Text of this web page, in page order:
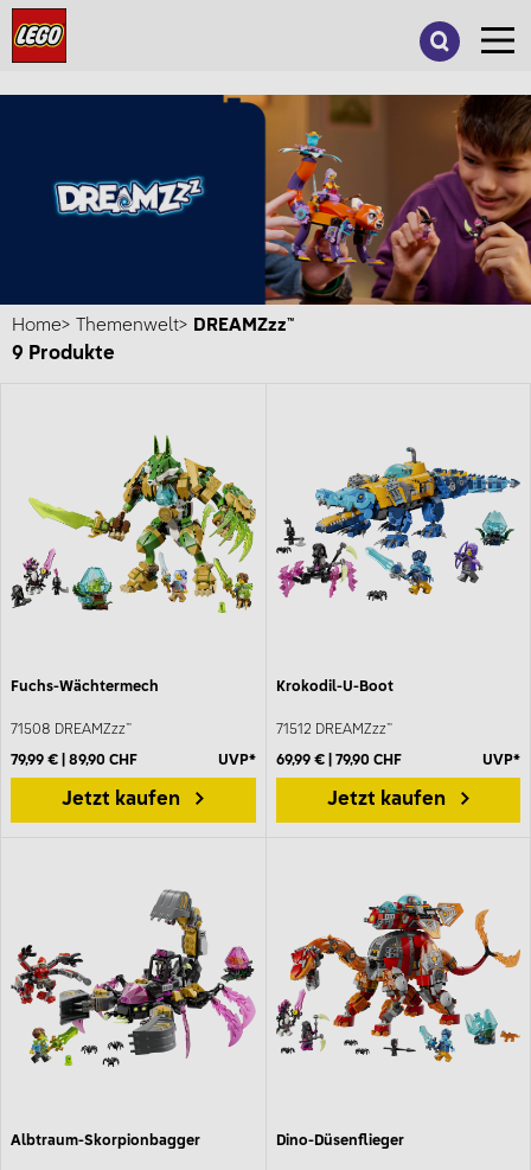
Home Themenwelt DREAMZzz™
9 Produkte
Fuchs-Wächtermech
71508 DREAMZzz™
79,99 € | 89,90 CHF UVP*
Jetzt kaufen
Krokodil-U-Boot
71512 DREAMZzz™
69,99 € | 79,90 CHF UVP*
Jetzt kaufen
Albtraum-Skorpionbagger Dino-Düsenflieger